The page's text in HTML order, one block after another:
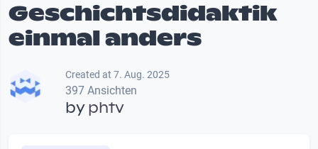
Geschichtsdidaktik
einmal anders
Created at 7. Aug. 2025
397 Ansichten
byphtv